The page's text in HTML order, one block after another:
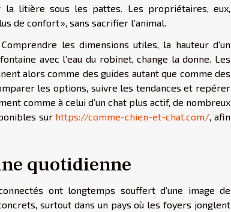
litière sous les pattes. Les propriétaires, eux,
de confort », sans sacrifier l’animal.
les dimensions utiles, la hauteur d’un
avec l’eau du robinet, change la donne. Les
alors comme des guides autant que comme des
les options, suivre les tendances et repérer
comme à celui d’un chat plus actif, de nombreux
sur https://comme-chien-et-chat.com/ , afin
quotidienne
ont longtemps souffert d’une image de
surtout dans un pays où les foyers jonglent